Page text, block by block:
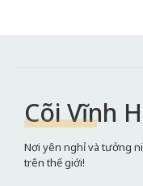
Cõi Vĩnh
Nơi yên nghỉ và tưởng
trên thế giới!